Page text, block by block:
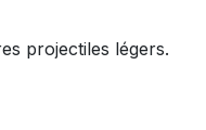
projectiles légers.